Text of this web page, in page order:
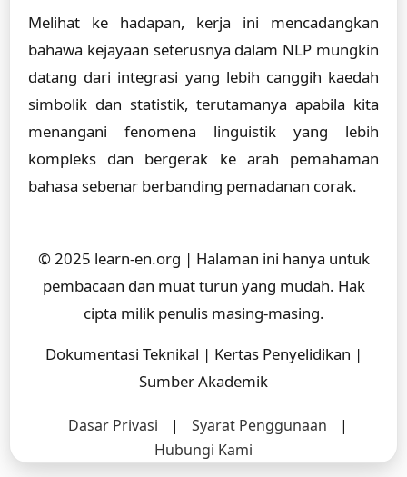
Melihat ke hadapan, kerja ini mencadangkan
bahawa kejayaan seterusnya dalam NLP mungkin
datang dari integrasi yang lebih canggih kaedah
simbolik dan statistik, terutamanya apabila kita
menangani fenomena linguistik yang lebih
kompleks dan bergerak ke arah pemahaman
bahasa sebenar berbanding pemadanan corak.
© 2025 learn-en.org | Halaman ini hanya untuk
pembacaan dan muat turun yang mudah. Hak
cipta milik penulis masing-masing.
Dokumentasi Teknikal | Kertas Penyelidikan |
Sumber Akademik
Dasar Privasi | Syarat Penggunaan
|
Hubungi Kami